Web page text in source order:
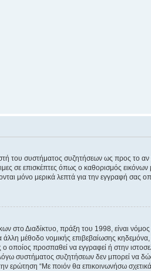
του συστήματος συζητήσεων ως προς
σε επισκέπτες όπως ο καθορισμός
μόνο μερικά λεπτά για την εγγραφή σας
στο Διαδίκτυο, πράξη του 1998, είναι
μέθοδο νομικής επιβεβαίωσης
οποίος προσπαθεί να εγγραφεί ή στην
συστήματος συζητήσεων δεν μπορεί να
ερώτηση “Με ποιόν θα επικοινωνήσω